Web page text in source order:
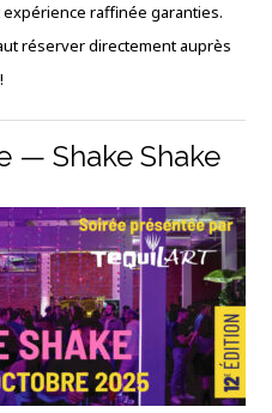
raffinée garanties.
réserver directement auprès
— Shake Shake